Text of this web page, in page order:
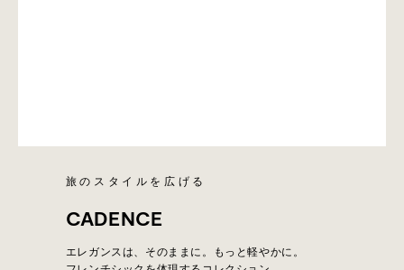
旅のスタイルを広げる
CADENCE
エレガンスは、そのままに。もっと軽やかに。